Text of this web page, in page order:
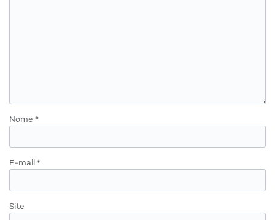
Nome *
E-mail *
Site